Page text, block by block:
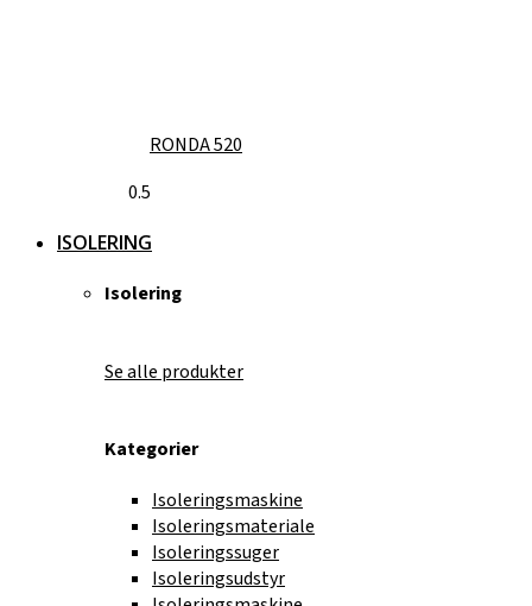
RONDA 520
ISOLERING
Isolering
Se alle produkter
Kategorier
Isoleringsmaskine
Isoleringsmateriale
Isoleringssuger
Isoleringsudstyr